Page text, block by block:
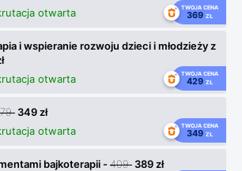
otwarta TWOJA CENA
369 ZŁ
i wspieranie rozwoju dzieci i młodzieży z
otwarta TWOJA CENA
429 ZŁ
349 zł
otwarta TWOJA CENA
349 ZŁ
bajkoterapii -409 389 zł